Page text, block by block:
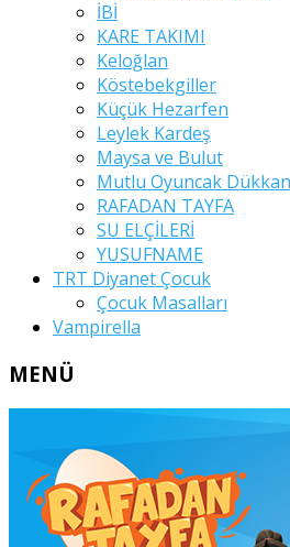
İBİ
KARE TAKIMI
Keloğlan
Köstebekgiller
Küçük Hezarfen
Leylek Kardeş
Maysa ve Bulut
Mutlu Oyuncak
RAFADAN TAYFA
SU ELÇİLERİ
YUSUFNAME
TRT Diyanet Çocuk
Çocuk Masalları
Vampirella
MENÜ